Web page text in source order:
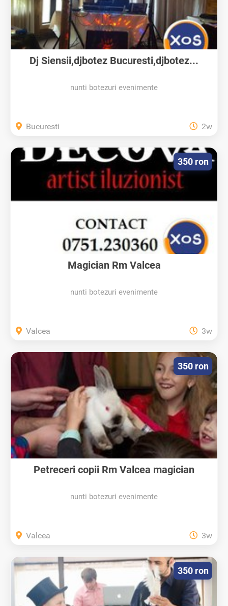
Dj Siensii,djbotez Bucuresti,djbotez...
nunti botezuri evenimente
Bucuresti 2w
Magician Rm Valcea
nunti botezuri evenimente
350 ron
Valcea 3w
Petreceri copii Rm Valcea magician
nunti botezuri evenimente
350 ron
Valcea 3w
350 ron